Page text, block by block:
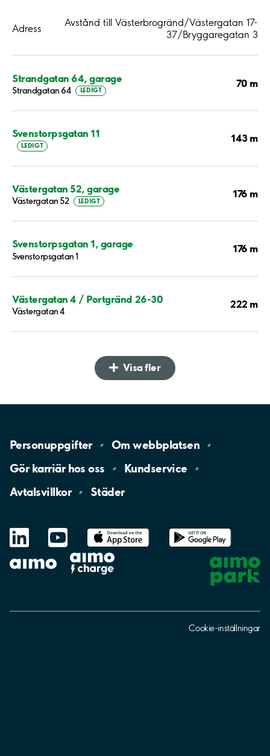
Adress
Avstånd till Västerbrogränd/Västergatan 17-
37/Bryggaregatan 3
Strandgatan 64, garage
Strandgatan 64 LEDIGT
70 m
Svenstorpsgatan 11
LEDIGT
143 m
Västergatan 52, garage
Västergatan 52 LEDIGT
176 m
Svenstorpsgatan 1, garage
Svenstorpsgatan 1
176 m
Västergatan 4 / Portgränd 26-30
Västergatan 4
222 m
Visa fler
Personuppgifter Omwebbplatsen
Gör karriär hososs
Kundservice
Avtalsvillkor
Städer
Cookie-inställningar